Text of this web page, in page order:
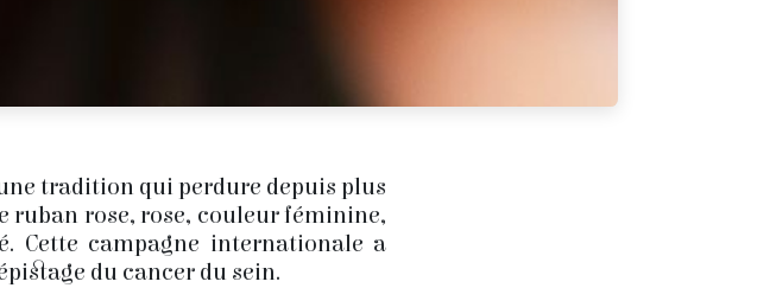
tradition qui perdure depuis plus
ruban rose, rose, couleur féminine,
Cette campagne internationale a
du cancer du sein.